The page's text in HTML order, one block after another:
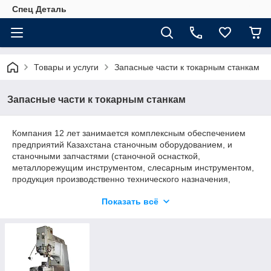
Спец Деталь
Товары и услуги Запасные части к токарным станкам
Запасные части к токарным станкам
Компания 12 лет занимается комплексным обеспечением
предприятий Казахстана станочным оборудованием, и
станочными запчастями (станочной оснасткой,
металлорежущим инструментом, слесарным инструментом,
продукция производственно технического назначения,
номенклатура товара, налаженные связи с
нам обеспечить надежную и своевременную поставку.
На сегодняшний день компания является ОФИЦИАЛЬНЫМ
дилером ведущих производителей станочной оснастки
России и стран СНГ:
Показать всё